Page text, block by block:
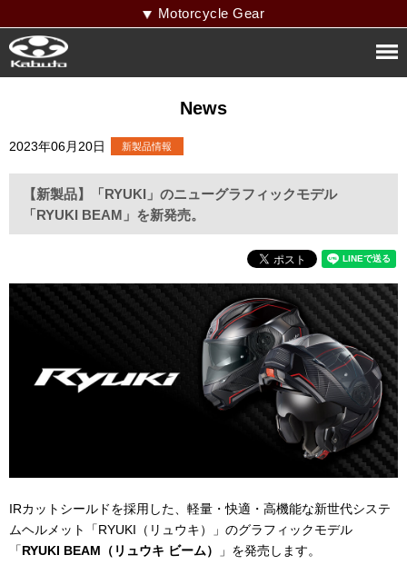
Motorcycle Gear
News
2023年06月20日
【新製品】「RYUKI」のニューグラフィックモデル
「RYUKI BEAM」を新発売。
IRカットシールドを採用した、軽量・快適・高機能な新世代システ
ムヘルメット「RYUKI（リュウキ）」のグラフィックモデル
「RYUKI BEAM（リュウキ ビーム） 」を発売します。